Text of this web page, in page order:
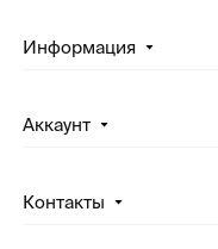
Информация
Аккаунт
Контакты